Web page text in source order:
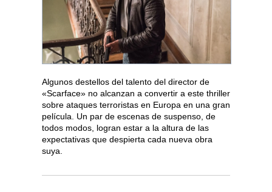
Algunos destellos del talento del director de
«Scarface» no alcanzan a convertir a este thriller
sobre ataques terroristas en Europa en una gran
película. Un par de escenas de suspenso, de
todos modos, logran estar a la altura de las
expectativas que despierta cada nueva obra
suya.